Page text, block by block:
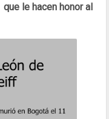
que le hacen honor al